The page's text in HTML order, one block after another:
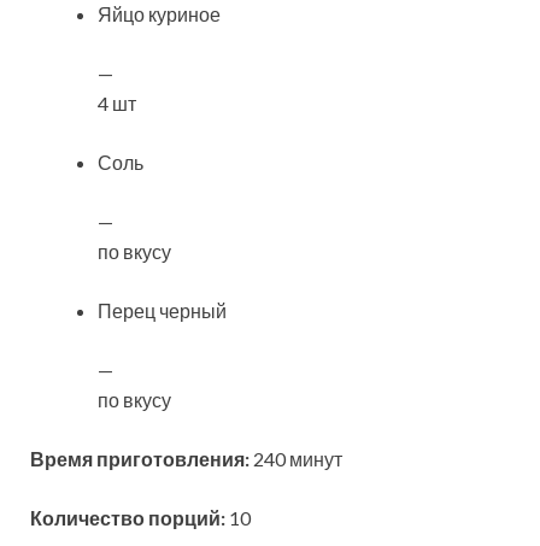
Яйцо куриное
—
4 шт
Соль
—
по вкусу
Перец черный
—
по вкусу
Время приготовления: 240 минут
Количество порций: 10